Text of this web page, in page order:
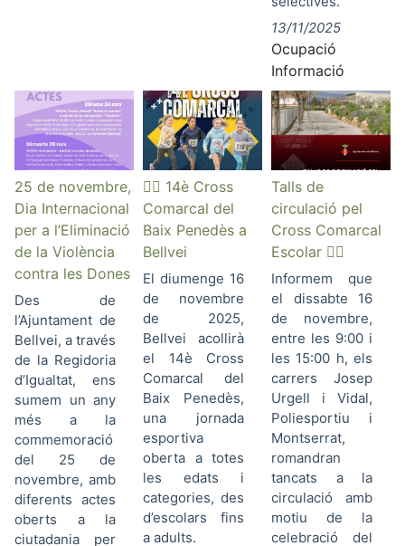
13/11/2025
Ocupació
Informació
25 de novembre,
Dia Internacional
per a l’Eliminació
de la Violència
contra les Dones
Des de
l’Ajuntament de
Bellvei, a través
de la Regidoria
d’Igualtat, ens
sumem un any
més a la
commemoració
del 25 de
novembre, amb
diferents actes
oberts a la
ciutadania per
🏃‍♀️ 14è Cross
Comarcal del
Baix Penedès a
Bellvei
El diumenge 16
de novembre
de 2025,
Bellvei acollirà
el 14è Cross
Comarcal del
Baix Penedès,
una jornada
esportiva
oberta a totes
les edats i
categories, des
d’escolars fins
a adults.
Talls de
circulació pel
Cross Comarcal
Escolar 🏃‍♀️
Informem que
el dissabte 16
de novembre,
entre les 9:00 i
les 15:00 h, els
carrers Josep
Urgell i Vidal,
Poliesportiu i
Montserrat,
romandran
tancats a la
circulació amb
motiu de la
celebració del